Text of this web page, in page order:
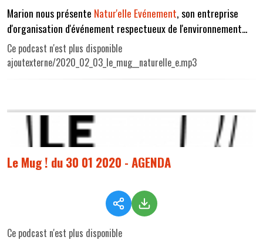
Marion nous présente Natur'elle Evénement, son entreprise
d'organisation d'événement respectueux de l'environnement...
Ce podcast n'est plus disponible
ajoutexterne/2020_02_03_le_mug__naturelle_e.mp3
Le Mug ! du 30 01 2020 - AGENDA
Ce podcast n'est plus disponible